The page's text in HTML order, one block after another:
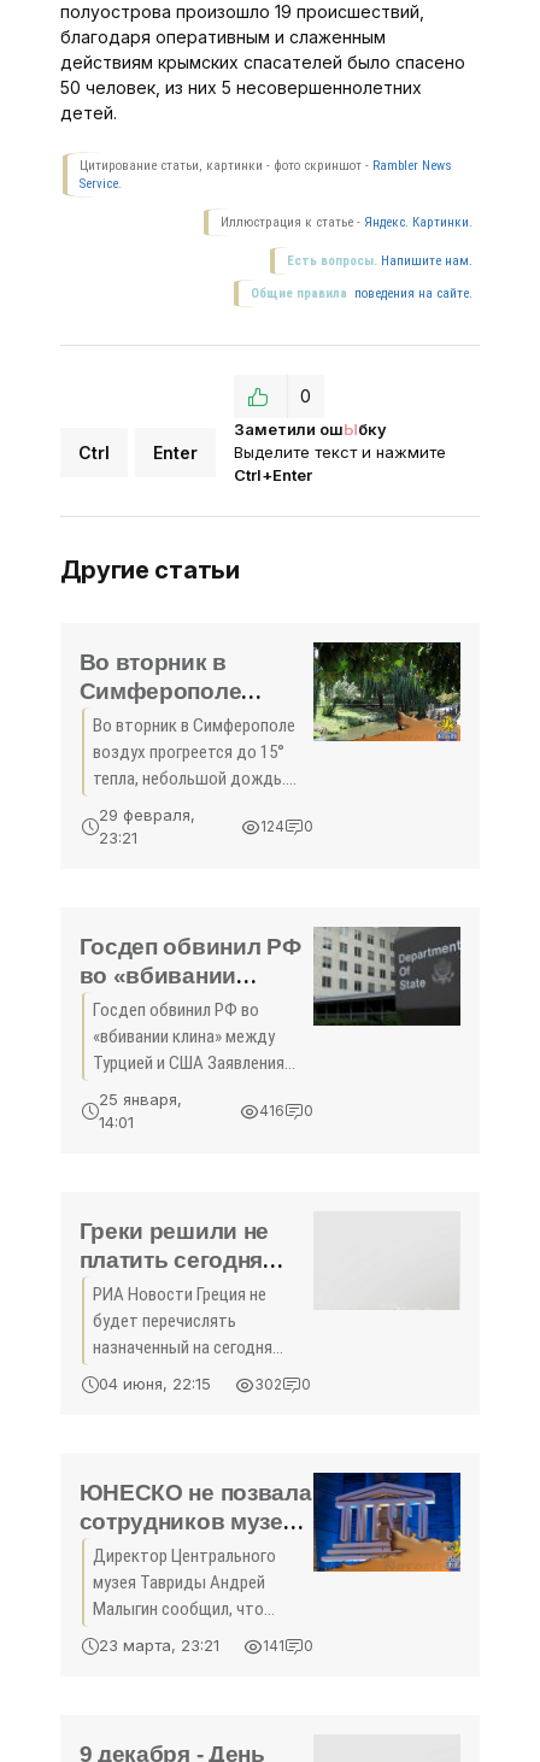
полуострова произошло 19 происшествий,
благодаря оперативным и слаженным
действиям крымских спасателей было спасено
50 человек, из них 5 несовершеннолетних
детей.
Цитирование статьи, картинки - фото скриншот - Rambler News
Service.
Иллюстрация к статье - Яндекс. Картинки.
Есть вопросы. Напишите нам.
Общие правила поведения на сайте.
Ctrl Enter
Заметили ошЫбку
Выделите текст и нажмите
Ctrl+Enter
0
Другие статьи
Во вторник в
Симферополе
воздух прогреется
до 15° тепла -
«Симферополь»
Во вторник в Симферополе
воздух прогреется до 15°
тепла, небольшой дождь.
Об этом корреспонденту
3652.ru сообщили в
днем плюс
29 февраля,
23:21
124 0
Госдеп обвинил РФ
во «вбивании
клина» между
Турцией и США -
«Политика»
Госдеп обвинил РФ во
«вбивании клина» между
Турцией и США Заявления
России о том, что США
вооружают курдов,
регулярного
25 января,
14:01
416 0
Греки решили не
платить сегодня
МВФ - «Новости
Крыма»
РИА Новости Греция не
будет перечислять
назначенный на сегодня
очередной платеж
Международному
Минфине страны. «Мы
направили в МВФ просьбу
04 июня, 22:15 302 0
ЮНЕСКО не позвала
сотрудников музея
Тавриды на
встречу,
посвященную
Крыму
Директор Центрального
музея Тавриды Андрей
Малыгин сообщил, что
представителей этого
культурного заведения не
Крыму, которая состоится
23 марта, 23:21 141 0
9 декабря - День